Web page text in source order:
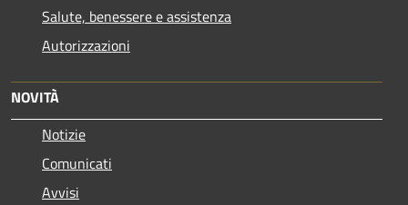
Salute, benessere e assistenza
Autorizzazioni
NOVITÀ
Notizie
Comunicati
Avvisi